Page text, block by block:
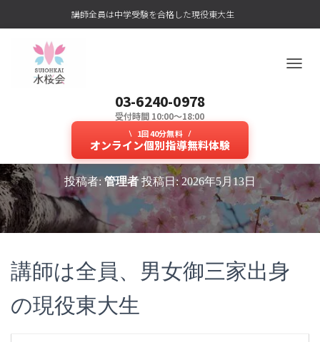
講師全員は中学受験を合格した現役東大生
03-6240-0978
受付時間 10:00～18:00
1回40分無料
オンライン個別指導無料体験
を
切
り
替
え
現役東大生によるzoom授業で点数
UPの勉強のやり方を知る！
投稿者: 管理者 投稿日:2026年5月13日
講師は全員、男女御三家出身
の現役東大生